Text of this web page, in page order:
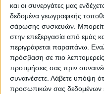
και οι συνεργάτες μας
δεδομένα γεωγραφικής
σάρωσης συσκευών. Μπορείτε
στην επεξεργασία από εμάς
περιγράφεται παραπάνω.
πρόσβαση σε πιο λεπτομερείς
προτιμήσεις σας πριν
συναινέσετε. Λάβετε υπόψη
προσωπικών σας δεδομένων
σε όλες τις
καιρούς παθογόνα
ενδονοσοκομειακά.
«Δεν υπάρχει
θεραπείας διεθνώς
αποστειρωμένη,